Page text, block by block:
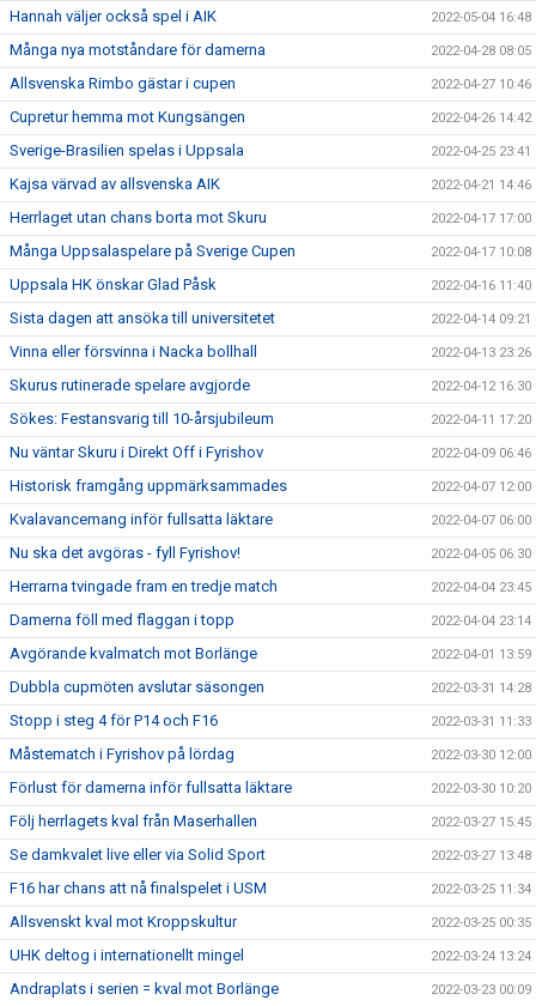
Hannah väljer också spel i AIK 2022-05-04 16:48
Många nya motståndare för damerna 2022-04-28 08:05
Allsvenska Rimbo gästar i cupen 2022-04-27 10:46
Cupretur hemma mot Kungsängen 2022-04-26 14:42
Sverige-Brasilien spelas i Uppsala 2022-04-25 23:41
Kajsa värvad av allsvenska AIK 2022-04-21 14:46
Herrlaget utan chans borta mot Skuru 2022-04-17 17:00
Många Uppsalaspelare på Sverige Cupen 2022-04-17 10:08
Uppsala HK önskar Glad Påsk 2022-04-16 11:40
Sista dagen att ansöka till universitetet 2022-04-14 09:21
Vinna eller försvinna i Nacka bollhall 2022-04-13 23:26
Skurus rutinerade spelare avgjorde 2022-04-12 16:30
Sökes: Festansvarig till 10-årsjubileum 2022-04-11 17:20
Nu väntar Skuru i Direkt Off i Fyrishov 2022-04-09 06:46
Historisk framgång uppmärksammades 2022-04-07 12:00
Kvalavancemang inför fullsatta läktare 2022-04-07 06:00
Nu ska det avgöras - fyll Fyrishov! 2022-04-05 06:30
Herrarna tvingade fram en tredje match 2022-04-04 23:45
Damerna föll med flaggan i topp 2022-04-04 23:14
Avgörande kvalmatch mot Borlänge 2022-04-01 13:59
Dubbla cupmöten avslutar säsongen 2022-03-31 14:28
Stopp i steg 4 för P14 och F16 2022-03-31 11:33
Måstematch i Fyrishov på lördag 2022-03-30 12:00
Förlust för damerna inför fullsatta läktare 2022-03-30 10:20
Följ herrlagets kval från Maserhallen 2022-03-27 15:45
Se damkvalet live eller via Solid Sport 2022-03-27 13:48
F16 har chans att nå finalspelet i USM 2022-03-25 11:34
Allsvenskt kval mot Kroppskultur 2022-03-25 00:35
UHK deltog i internationellt mingel 2022-03-24 13:24
Andraplats i serien = kval mot Borlänge 2022-03-23 00:09